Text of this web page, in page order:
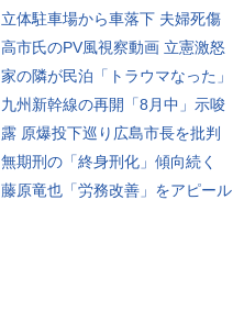
立体駐車場から車落下 夫婦死傷
高市氏のPV風視察動画 立憲激怒
家の隣が民泊「トラウマなった」
九州新幹線の再開「8月中」示唆
露 原爆投下巡り広島市長を批判
無期刑の「終身刑化」傾向続く
藤原竜也「労務改善」をアピール